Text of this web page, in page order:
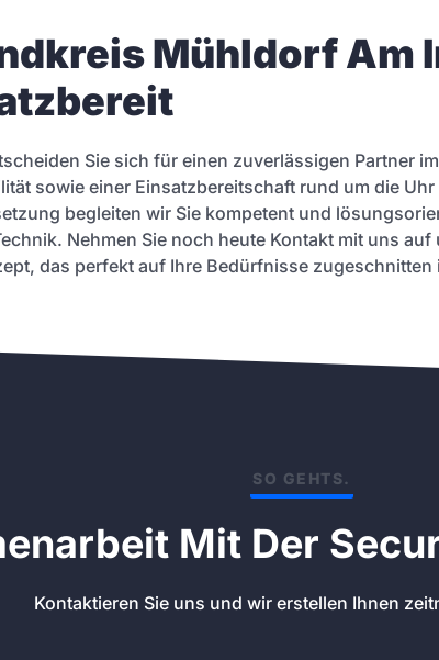
Mühldorf Am
Sie sich für einen zuverlässigen Partner
sowie einer Einsatzbereitschaft rund um die
begleiten wir Sie kompetent und
Nehmen Sie noch heute Kontakt mit uns
das perfekt auf Ihre Bedürfnisse zugeschnitten
SO GEHTS.
Mit Der
Kontaktieren Sie uns und wir erstellen Ihnen